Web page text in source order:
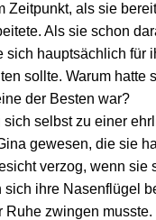
Zeitpunkt, als sie
Als sie schon
sich hauptsächlich für
sollte. Warum hatte
der Besten war?
sich selbst zu einer
gewesen, die sie
verzog, wenn sie
sich ihre Nasenflügel
Ruhe zwingen